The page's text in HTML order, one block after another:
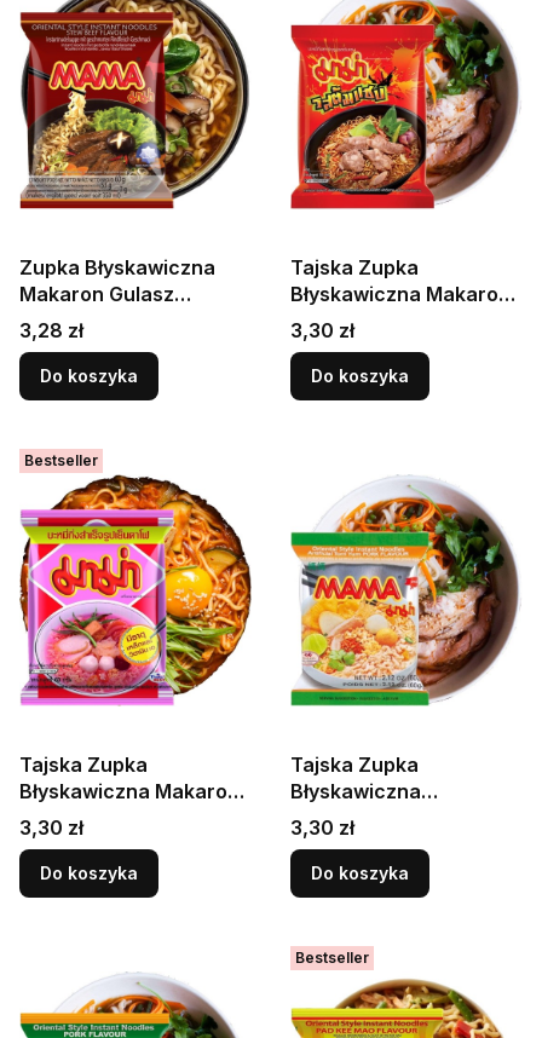
Zupka Błyskawiczna
Makaron Gulasz
Wołowy Wołowina Hot
Stew Beef 60g MAMA
Cena
3,28 zł
Do koszyka
Tajska Zupka
Błyskawiczna Makaron
o Smaku Wieprzowiny
Tom Saab 55g MAMA
Cena
3,30 zł
Do koszyka
Bestseller
Tajska Zupka
Błyskawiczna Makaron
Instant o Smaku
Yentafo Tofu 60g
MAMA
Cena
3,30 zł
Do koszyka
Tajska Zupka
Błyskawiczna
Wieprzowa Makaron
Instant PORK Tom Yum
60g MAMA
Cena
3,30 zł
Do koszyka
Bestseller